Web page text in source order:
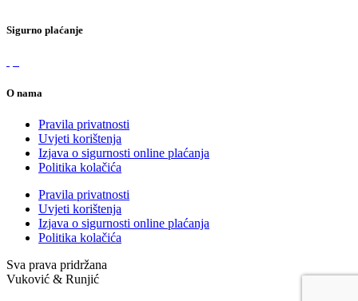
Sigurno plaćanje
O nama
Pravila privatnosti
Uvjeti korištenja
Izjava o sigurnosti online plaćanja
Politika kolačića
Pravila privatnosti
Uvjeti korištenja
Izjava o sigurnosti online plaćanja
Politika kolačića
Sva prava pridržana
Vuković & Runjić